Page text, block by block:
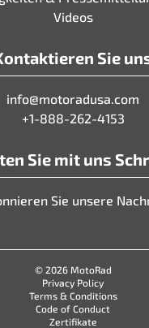
Videos
Sie
info@motoradusa.com
+1-888-262-4153
Sie mit uns
Sie unsere
© 2026 MotoRad
Privacy Policy
Terms & Conditions
Code of Conduct
Zertifikate